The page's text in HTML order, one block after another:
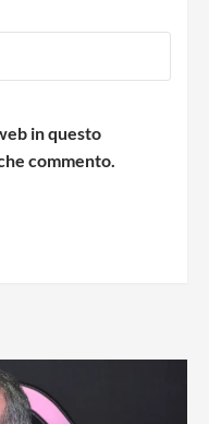
in questo
commento.